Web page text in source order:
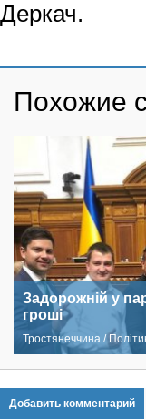
Деркач.
Похожие
Задорожній у
гроші
Тростянеччина /
Добавить комментарий